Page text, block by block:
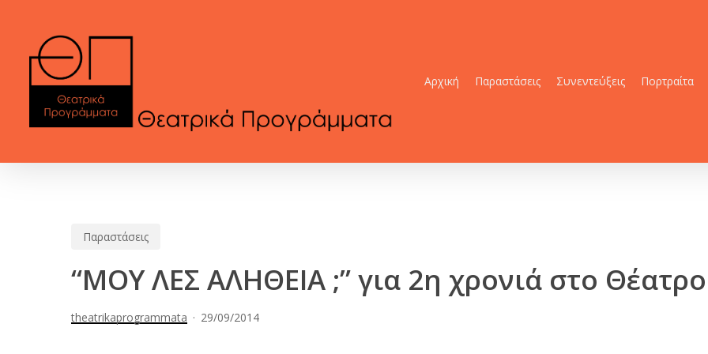
Αρχική Παραστάσεις Συνεντεύξεις Πορτραίτα
Παραστάσεις
“ΜΟΥ ΛΕΣ ΑΛΗΘΕΙΑ ;” για 2η χρονιά στο
theatrikaprogrammata 29/09/2014